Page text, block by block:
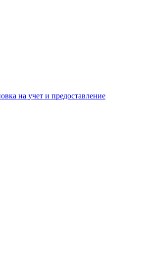
на учет и предоставление